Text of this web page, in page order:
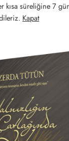
kısa süreliğine 7
Kapat